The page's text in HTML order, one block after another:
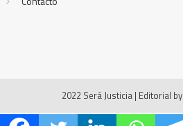
2022 Será Justicia | Editorial by